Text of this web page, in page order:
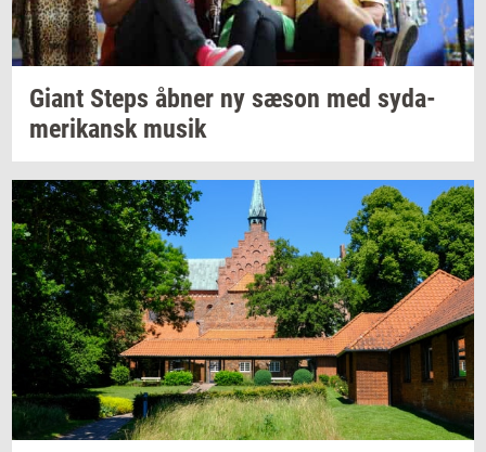
Giant Steps åbner ny sæson med sy­da­
me­ri­kanskmusik